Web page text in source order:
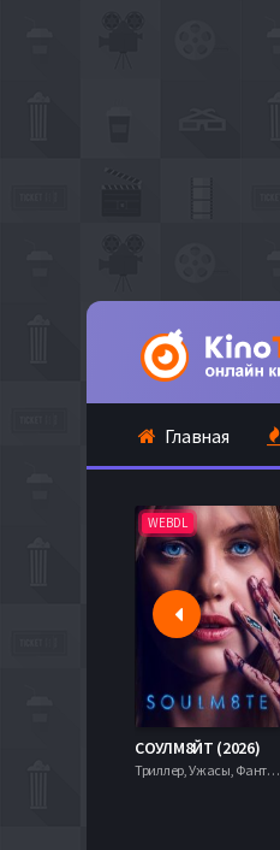
Главная
WEBDL
СОУЛМ8ЙТ (2026)
Триллер, Ужасы, Фантастика,